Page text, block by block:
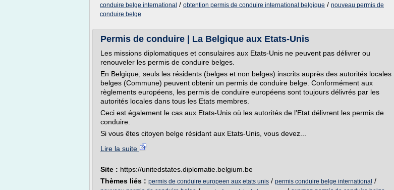
conduire belge international / obtention permis de conduire international belgique / nouveau permis de
conduire belge
Permis de conduire | La Belgique aux Etats-Unis
Les missions diplomatiques et consulaires aux Etats-Unis ne peuvent pas délivrer ou
renouveler les permis de conduire belges.
En Belgique, seuls les résidents (belges et non belges) inscrits auprès des autorités locales
belges (Commune) peuvent obtenir un permis de conduire belge. Conformément aux
règlements européens, les permis de conduire européens sont toujours délivrés par les
autorités locales dans tous les Etats membres.
Ceci est également le cas aux Etats-Unis où les autorités de l'Etat délivrent les permis de
conduire.
Si vous êtes citoyen belge résidant aux Etats-Unis, vous devez...
Lire la suite
Site : https://unitedstates.diplomatie.belgium.be
Thèmes liés : permis de conduire europeen aux etats unis / permis conduire belge international /